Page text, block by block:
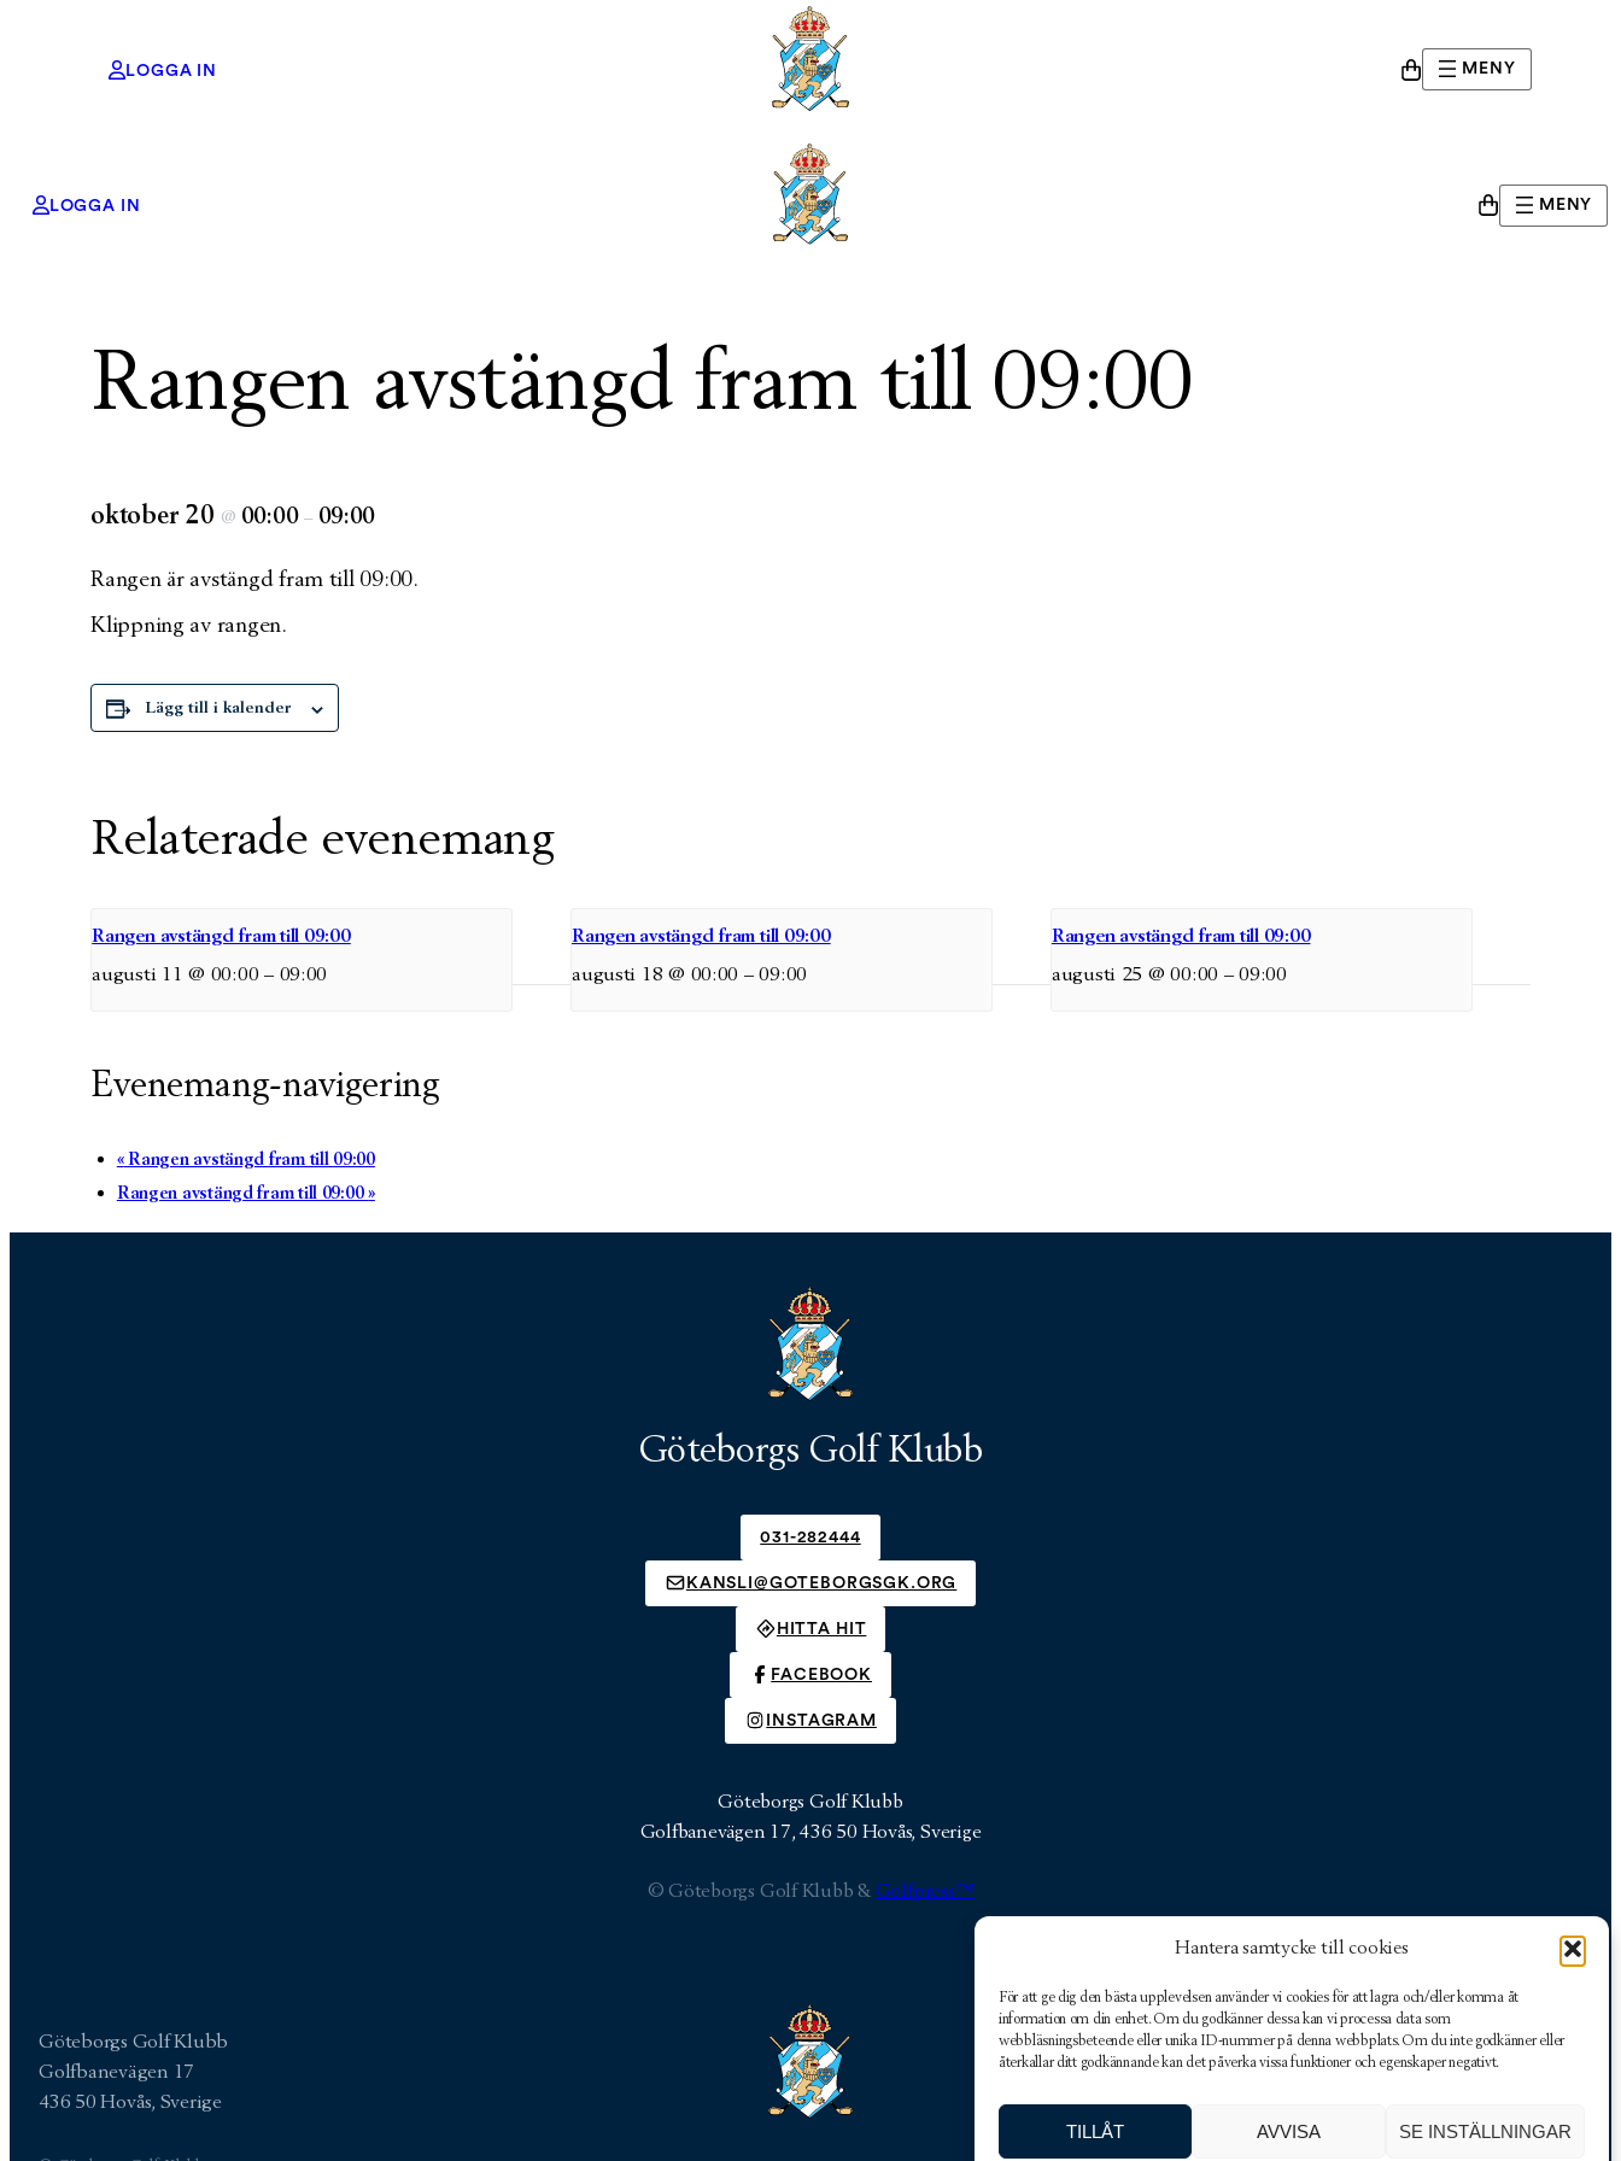
Hantera samtycke till cookies
För att ge dig den bästa upplevelsen använder vi cookies för att lagra och/eller komma åt
information om din enhet. Om du godkänner dessa kan vi processa data som
webbläsningsbeteende eller unika ID-nummer på denna webbplats. Om du inte godkänner eller
återkallar ditt godkännande kan det påverka vissa funktioner och egenskaper negativt.
TILLÅT AVVISA SE INSTÄLLNINGAR
LOGGA IN MENY
LOGGA IN MENY
Rangen avstängd fram till 09:00
oktober 20 @ 00:00– 09:00
Rangen är avstängd fram till 09:00.
Klippning av rangen.
Lägg till i kalender
Relaterade evenemang
Rangen avstängd fram till 09:00
augusti 11 @ 00:00 – 09:00
Rangen avstängd fram till 09:00
augusti 18 @ 00:00 –09:00
Rangen avstängd fram till 09:00
augusti 25 @ 00:00 –09:00
Evenemang-navigering
«Rangen avstängd fram till 09:00
Rangen avstängd fram till 09:00»
Göteborgs Golf Klubb
031-282444
KANSLI@GOTEBORGSGK.ORG
HITTA HIT
FACEBOOK
INSTAGRAM
Göteborgs Golf Klubb
Golfbanevägen 17, 436 50 Hovås, Sverige
© Göteborgs Golf Klubb & Golfpress™
Göteborgs Golf Klubb
Golfbanevägen 17
436 50 Hovås, Sverige
031-282444kansli@goteborgsgk.org